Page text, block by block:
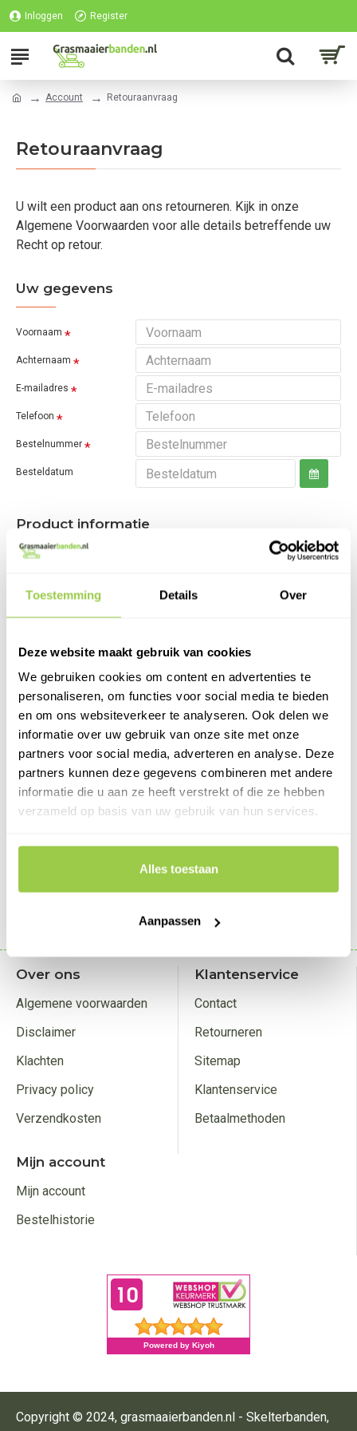
Toestemming Details Over
Deze website maakt gebruik van cookies
We gebruiken cookies om content en advertenties te
personaliseren, om functies voor social media te bieden
en om ons websiteverkeer te analyseren. Ook delen we
informatie over uw gebruik van onze site met onze
partners voor social media, adverteren en analyse. Deze
partners kunnen deze gegevens combineren met andere
informatie die u aan ze heeft verstrekt of die ze hebben
verzameld op basis van uw gebruik van hun services.
Alles toestaan
Aanpassen
Inloggen Register
Account Retouraanvraag
Retouraanvraag
U wilt een product aan ons retourneren. Kijk in onze
Algemene Voorwaarden voor alle details betreffende uw
Recht op retour.
Uw gegevens
Voornaam
Achternaam
E-mailadres
Telefoon
Bestelnummer
Besteldatum
Product informatie
Model
Reden van retour
Anders, geef details
Defect, geef details
Dood bij aankomst
Verkeerd artikel ontvangen
Product is geopend Ja Nee
Aanvulling op reden van
retourneren
VERDER
Over ons
Algemene voorwaarden
Disclaimer
Klachten
Privacy policy
Verzendkosten
Klantenservice
Contact
Retourneren
Sitemap
Klantenservice
Betaalmethoden
Mijn account
Mijn account
Bestelhistorie
Copyright © 2024, grasmaaierbanden.nl - Skelterbanden,